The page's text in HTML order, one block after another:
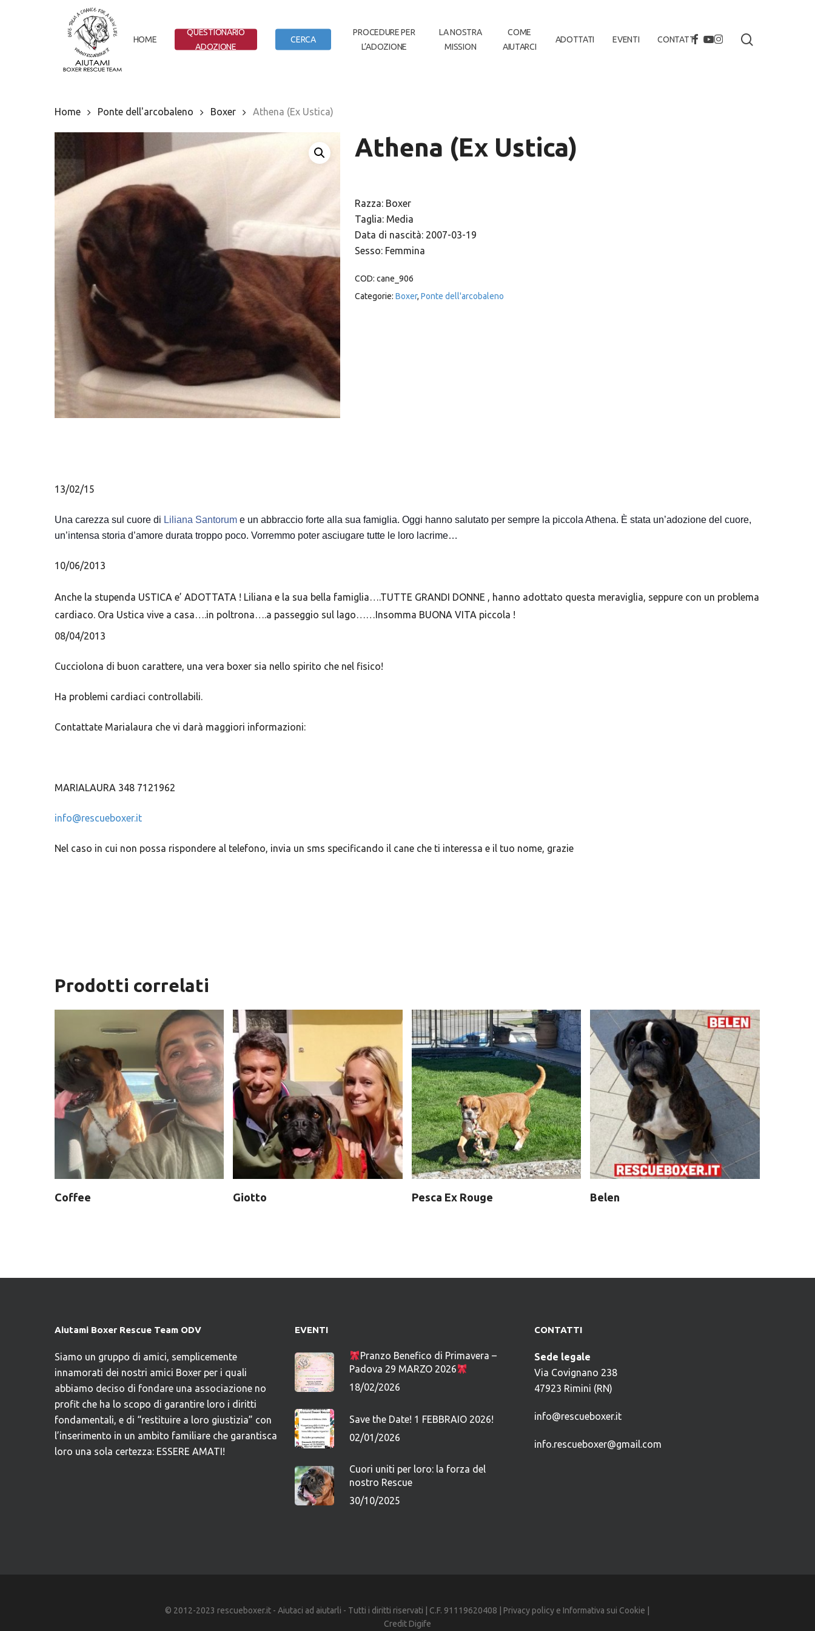
Hit enter to search or ESC to close
HOME
QUESTIONARIO
ADOZIONE
CERCA
PROCEDURE PER
L’ADOZIONE
LA NOSTRA
MISSION
COME
AIUTARCI
ADOTTATI EVENTI CONTATTIFACEBOOK
YOUTUBE
INSTAGRAM
Home Ponte dell'arcobaleno Boxer Athena (Ex Ustica)
Athena (Ex Ustica)
Razza: Boxer
Taglia: Media
Data di nascità: 2007-03-19
Sesso: Femmina
COD: cane_906
Categorie: Boxer, Ponte dell'arcobaleno
13/02/15
Una carezza sul cuore di Liliana Santorum e un abbraccio forte alla sua famiglia. Oggi hanno salutato per sempre la piccola Athena. È stata un’adozione del cuore,
un’intensa storia d’amore durata troppo poco. Vorremmo poter asciugare tutte le loro lacrime…
10/06/2013
Anche la stupenda USTICA e’ ADOTTATA ! Liliana e la sua bella famiglia….TUTTE GRANDI DONNE , hanno adottato questa meraviglia, seppure con un problema
cardiaco. Ora Ustica vive a casa….in poltrona….a passeggio sul lago……Insomma BUONA VITA piccola !
08/04/2013
Cucciolona di buon carattere, una vera boxer sia nello spirito che nel fisico!
Ha problemi cardiaci controllabili.
Contattate Marialaura che vi darà maggiori informazioni:
MARIALAURA 348 7121962
info@rescueboxer.it
Nel caso in cui non possa rispondere al telefono, invia un sms specificando il cane che ti interessa e il tuo nome, grazie
Prodotti correlati
Coffee Giotto Pesca Ex Rouge Belen
Aiutami Boxer Rescue Team ODV
Siamo un gruppo di amici, semplicemente
innamorati dei nostri amici Boxer per i quali
abbiamo deciso di fondare una associazione no
profit che ha lo scopo di garantire loro i diritti
fondamentali, e di “restituire a loro giustizia” con
l’inserimento in un ambito familiare che garantisca
loro una sola certezza: ESSERE AMATI!
EVENTI
Pranzo Benefico di Primavera –
Padova 29 MARZO 2026
18/02/2026
Save the Date! 1 FEBBRAIO 2026!
02/01/2026
Cuori uniti per loro: la forza del
nostro Rescue
30/10/2025
CONTATTI
Sede legale
Via Covignano 238
47923 Rimini (RN)
info@rescueboxer.it
info.rescueboxer@gmail.com
© 2012-2023 rescueboxer.it - Aiutaci ad aiutarli - Tutti i diritti riservati | C.F. 91119620408 | Privacy policy e Informativa sui Cookie
Credit Digife